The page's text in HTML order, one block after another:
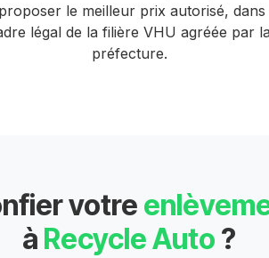
le meilleur prix autorisé, dans
légal de la filière VHU agréée par la
préfecture.
votre
à Recycle Auto ?